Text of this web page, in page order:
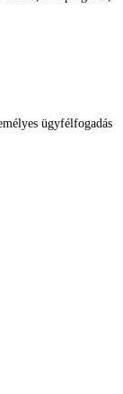
ügyfélfogadás